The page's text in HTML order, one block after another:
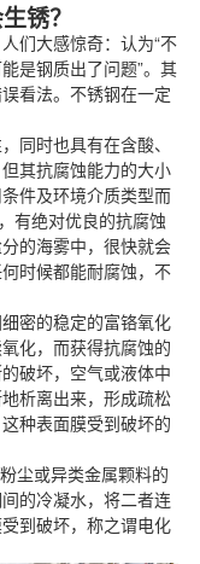
锈？
们大感惊奇：认为“不
是钢质出了问题”。其
看法。不锈钢在一定
同时也具有在含酸、
其抗腐蚀能力的大小
件及环境介质类型而
有绝对优良的抗腐蚀
的海雾中，很快就会
时候都能耐腐蚀，不
密的稳定的富铬氧化
化，而获得抗腐蚀的
破坏，空气或液体中
析离出来，形成疏松
种表面膜受到破坏的
尘或异类金属颗料的
的冷凝水，将二者连
到破坏，称之谓电化